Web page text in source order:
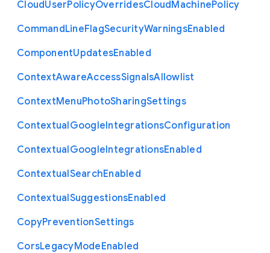
CloudUserPolicyOverridesCloudMachinePolicy
CommandLineFlagSecurityWarningsEnabled
ComponentUpdatesEnabled
ContextAwareAccessSignalsAllowlist
ContextMenuPhotoSharingSettings
ContextualGoogleIntegrationsConfiguration
ContextualGoogleIntegrationsEnabled
ContextualSearchEnabled
ContextualSuggestionsEnabled
CopyPreventionSettings
CorsLegacyModeEnabled